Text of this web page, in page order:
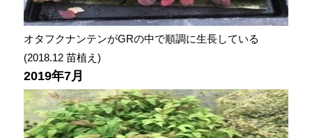
オタフクナンテンがGRの中で順調に生長している
(2018.12 苗植え)
2019年7月